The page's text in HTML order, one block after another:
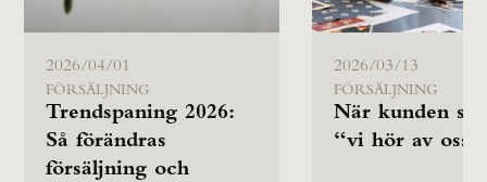
2026/04/01
FÖRSÄLJNING
Trendspaning 2026:
Så förändras
försäljning och
2026/03/13
FÖRSÄLJNING
När kunden
“vi hör av oss”